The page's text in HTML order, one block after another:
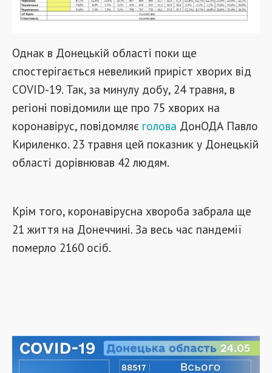
Однак в Донецькій області поки ще
спостерігається невеликий приріст хворих від
COVID-19. Так, за минулу добу, 24 травня, в
регіоні повідомили ще про 75 хворих на
коронавірус, повідомляє голова ДонОДА Павло
Кириленко. 23 травня цей показник у Донецькій
області дорівнював 42 людям.
Крім того, коронавірусна хвороба забрала ще
21 життя на Донеччині. За весь час пандемії
померло 2160 осіб.